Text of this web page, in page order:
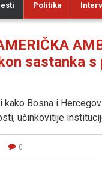
Politika
sastanka
Bosna i
učinkovitije
0